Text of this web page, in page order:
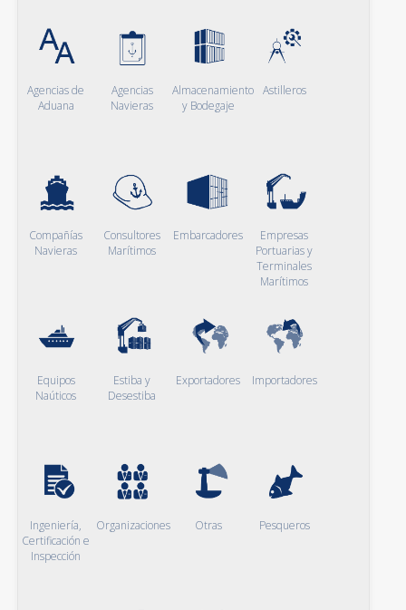
Agencias de
Aduana
Agencias
Navieras
Almacenamiento
y Bodegaje
Astilleros
Compañías
Navieras
Consultores
Marítimos
Embarcadores
Empresas
Portuarias y
Terminales
Marítimos
Equipos
Naúticos
Estiba y
Desestiba
Exportadores Importadores
Ingeniería,
Certificación e
Inspección
Organizaciones Otras Pesqueros